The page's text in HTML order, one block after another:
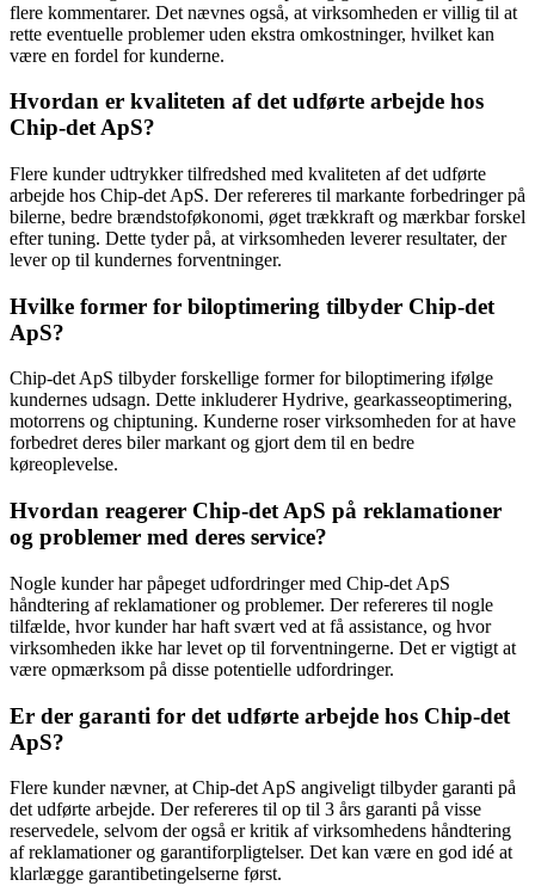
flere kommentarer. Det nævnes også, at virksomheden er villig til at
rette eventuelle problemer uden ekstra omkostninger, hvilket kan
være en fordel for kunderne.
Hvordan er kvaliteten af det udførte arbejde hos
Chip-det ApS?
Flere kunder udtrykker tilfredshed med kvaliteten af det udførte
arbejde hos Chip-det ApS. Der refereres til markante forbedringer på
bilerne, bedre brændstoføkonomi, øget trækkraft og mærkbar forskel
efter tuning. Dette tyder på, at virksomheden leverer resultater, der
lever op til kundernes forventninger.
Hvilke former for biloptimering tilbyder Chip-det
ApS?
Chip-det ApS tilbyder forskellige former for biloptimering ifølge
kundernes udsagn. Dette inkluderer Hydrive, gearkasseoptimering,
motorrens og chiptuning. Kunderne roser virksomheden for at have
forbedret deres biler markant og gjort dem til en bedre
køreoplevelse.
Hvordan reagerer Chip-det ApS på reklamationer
og problemer med deres service?
Nogle kunder har påpeget udfordringer med Chip-det ApS
håndtering af reklamationer og problemer. Der refereres til nogle
tilfælde, hvor kunder har haft svært ved at få assistance, og hvor
virksomheden ikke har levet op til forventningerne. Det er vigtigt at
være opmærksom på disse potentielle udfordringer.
Er der garanti for det udførte arbejde hos Chip-det
ApS?
Flere kunder nævner, at Chip-det ApS angiveligt tilbyder garanti på
det udførte arbejde. Der refereres til op til 3 års garanti på visse
reservedele, selvom der også er kritik af virksomhedens håndtering
af reklamationer og garantiforpligtelser. Det kan være en god idé at
klarlægge garantibetingelserne først.